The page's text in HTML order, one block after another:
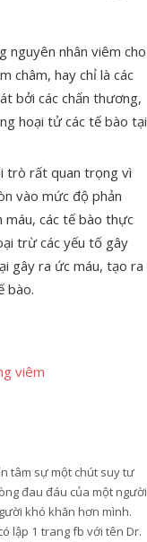
nguyên nhân viêm cho
châm, hay chỉ là các
bởi các chấn thương,
hoại tử các tế bào tại
trò rất quan trọng vì
vào mức độ phản
máu, các tế bào thực
trừ các yếu tố gây
gây ra ức máu, tạo ra
bào.
viêm
tâm sự một chút suy tư
đau đáu của một người
khó khăn hơn mình.
lập 1 trang fb với tên Dr.